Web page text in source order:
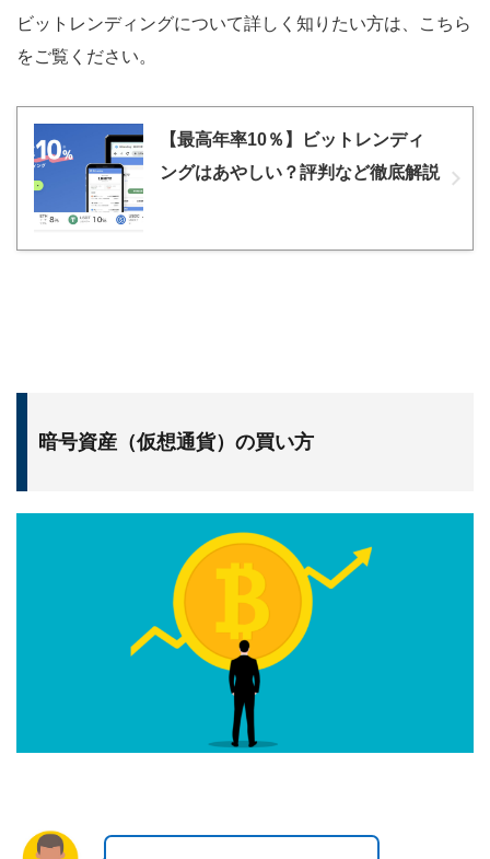
ビットレンディングについて詳しく知りたい方は、こちら
をご覧ください。
【最高年率10％】ビットレンディ
ングはあやしい？評判など徹底解説
暗号資産（仮想通貨）の買い方